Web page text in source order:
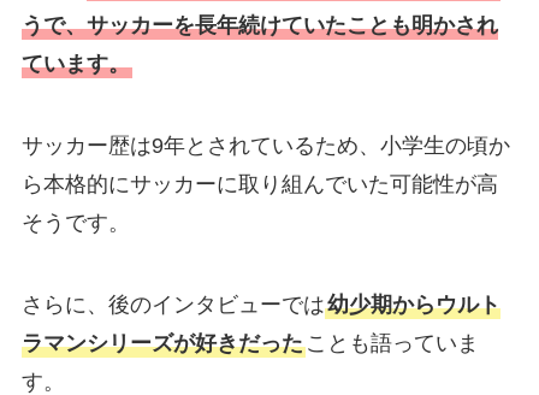
うで、サッカーを長年続けていたことも明かされ
ています。
サッカー歴は9年とされているため、小学生の頃か
ら本格的にサッカーに取り組んでいた可能性が高
そうです。
さらに、後のインタビューでは幼少期からウルト
ラマンシリーズが好きだったことも語っていま
す。